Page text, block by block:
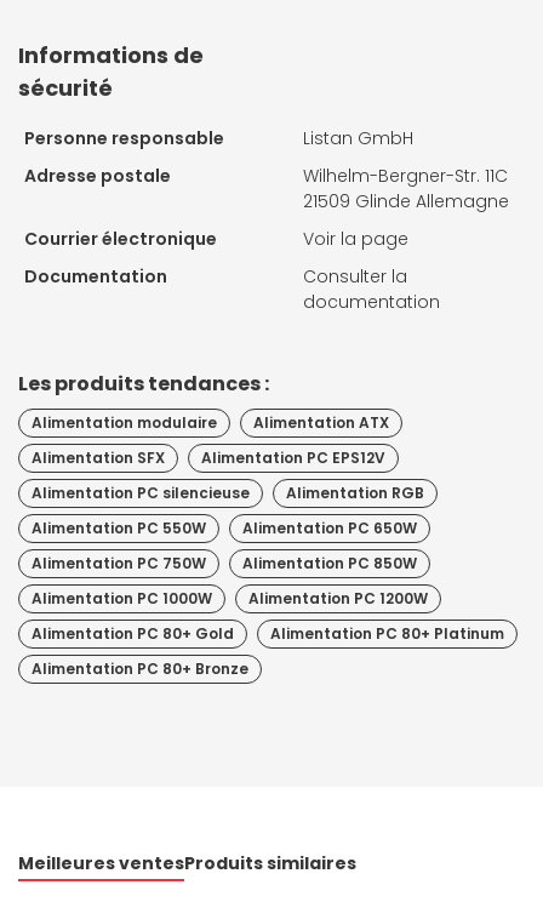
Informations de
sécurité
Personne responsable
Listan GmbH
Adresse postale
Wilhelm-Bergner-Str. 11C
21509 Glinde Allemagne
Courrier électronique
Voir la page
Documentation
Consulter la
documentation
Les produits tendances :
Alimentation modulaire
Alimentation ATX
Alimentation SFX
Alimentation PC EPS12V
Alimentation PC silencieuse
Alimentation RGB
Alimentation PC 550W
Alimentation PC 650W
Alimentation PC 750W
Alimentation PC 850W
Alimentation PC 1000W
Alimentation PC 1200W
Alimentation PC 80+ Gold
Alimentation PC 80+ Platinum
Alimentation PC 80+ Bronze
Meilleures ventesProduits similaires